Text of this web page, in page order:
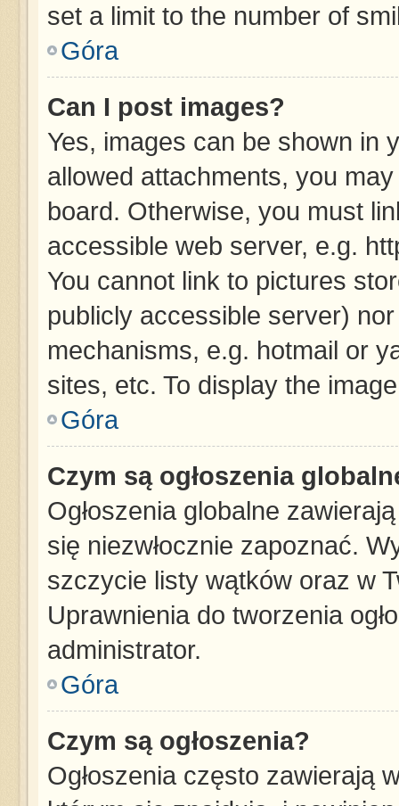
set a limit to the number of
Góra
Can I post images?
Yes, images can be shown in
allowed attachments, you
board. Otherwise, you must
accessible web server, e.g.
You cannot link to pictures
publicly accessible server)
mechanisms, e.g. hotmail or
sites, etc. To display the
Góra
Czym są ogłoszenia
Ogłoszenia globalne
się niezwłocznie zapoznać.
szczycie listy wątków oraz w
Uprawnienia do tworzenia
administrator.
Góra
Czym są ogłoszenia?
Ogłoszenia często zawierają